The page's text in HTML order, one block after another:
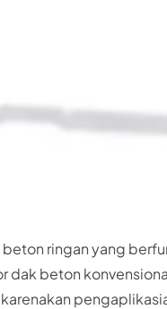
ringan yang
beton